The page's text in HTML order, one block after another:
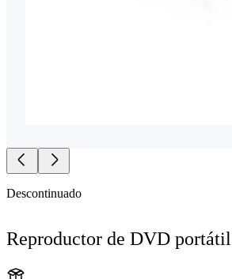
Descontinuado
Reproductor de DVD portátil